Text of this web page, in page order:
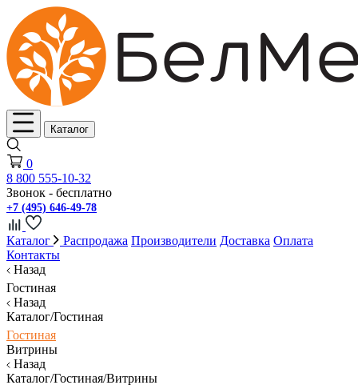
Каталог
0
8 800 555-10-32
Звонок - бесплатно
+7 (495) 646-49-78
Каталог Распродажа Производители Доставка Оплата
Контакты
Назад
Гостиная
Назад
Каталог/Гостиная
Гостиная
Витрины
Назад
Каталог/Гостиная/Витрины